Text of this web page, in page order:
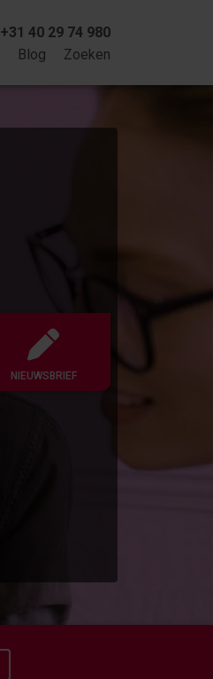
+31 40 29 74 980
Blog Zoeken
NIEUWSBRIEF